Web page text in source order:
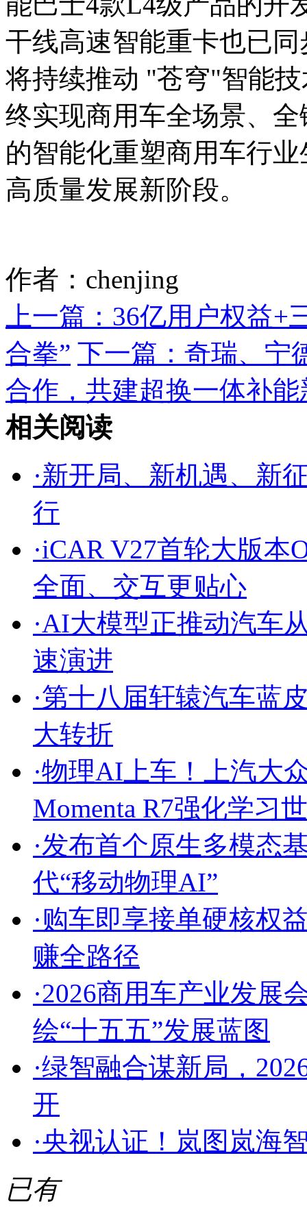
干线高速智能重卡也已
将持续推动 "苍穹"智能
终实现商用车全场景、
的智能化重塑商用车行
高质量发展新阶段。
作者：chenjing
上一篇： 36亿用户权益+
合拳” 下一篇： 奇瑞、宁
合作，共建超换一体补能
相关阅读
·新开局、新机遇、新
行
·iCAR V27首轮大版本
全面、交互更贴心
·AI大模型正推动汽车
速演进
·第十八届轩辕汽车蓝
大转折
·物理AI上车！上汽大
Momenta R7强化学习
·发布首个原生多模态
代“移动物理AI”
·购车即享接单硬核权
赚全路径
·2026商用车产业发展
绘“十五五”发展蓝图
·绿智融合谋新局，
开
·央视认证！岚图岚海
已有